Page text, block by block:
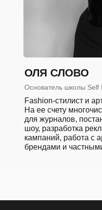
ОЛЯ СЛОВО
Основатель школы Self
Fashion-стилист и
На ее счету
для журналов,
шоу, разработка
кампаний, работа с
брендами и